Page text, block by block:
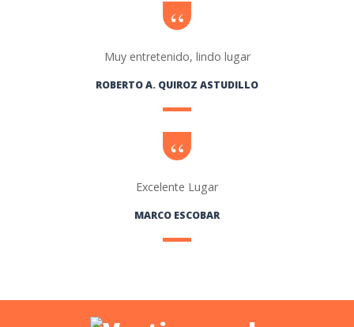
Muy entretenido, lindo lugar
ROBERTO A. QUIROZ ASTUDILLO
Excelente Lugar
MARCO ESCOBAR